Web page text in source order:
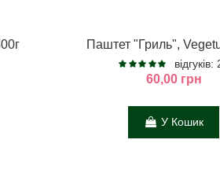
Паштет "Гриль",
відгуків:
60,00 грн
У Кошик